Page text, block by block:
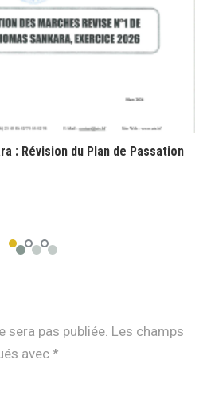
: Révision du Plan de Passation
sera pas publiée. Les champs
avec *